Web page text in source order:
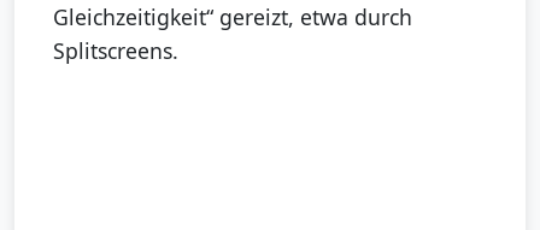
Gleichzeitigkeit“ gereizt, etwa durch
Splitscreens.